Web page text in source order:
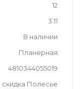
12
3.11
В наличии
Планерная
4810344055019
скидка Полесье